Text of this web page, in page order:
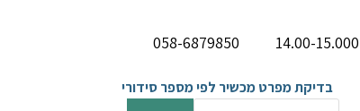
058-6879850
בדיקת מפרט מכשיר לפי מספר סידורי